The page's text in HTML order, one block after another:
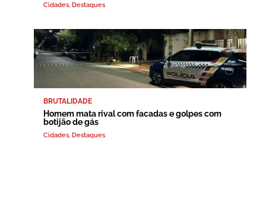
Cidades, Destaques
BRUTALIDADE
Homem mata rival com facadas e golpes com
botijão de gás
Cidades, Destaques